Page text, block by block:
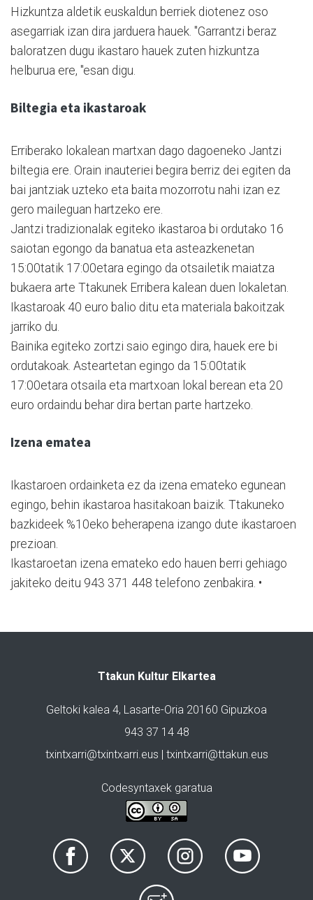
Hizkuntza aldetik euskaldun berriek diotenez oso
asegarriak izan dira jarduera hauek. "Garrantzi beraz
baloratzen dugu ikastaro hauek zuten hizkuntza
helburua ere, "esan digu.
Biltegia eta ikastaroak
Erriberako lokalean martxan dago dagoeneko Jantzi
biltegia ere. Orain inauteriei begira berriz dei egiten da
bai jantziak uzteko eta baita mozorrotu nahi izan ez
gero maileguan hartzeko ere.
Jantzi tradizionalak egiteko ikastaroa bi ordutako 16
saiotan egongo da banatua eta asteazkenetan
15:00tatik 17:00etara egingo da otsailetik maiatza
bukaera arte Ttakunek Erribera kalean duen lokaletan.
Ikastaroak 40 euro balio ditu eta materiala bakoitzak
jarriko du.
Bainika egiteko zortzi saio egingo dira, hauek ere bi
ordutakoak. Asteartetan egingo da 15:00tatik
17:00etara otsaila eta martxoan lokal berean eta 20
euro ordaindu behar dira bertan parte hartzeko.
Izena ematea
Ikastaroen ordainketa ez da izena emateko egunean
egingo, behin ikastaroa hasitakoan baizik. Ttakuneko
bazkideek %10eko beherapena izango dute ikastaroen
prezioan.
Ikastaroetan izena emateko edo hauen berri gehiago
jakiteko deitu 943 371 448 telefono zenbakira. •
Ttakun Kultur Elkartea
Geltoki kalea 4, Lasarte-Oria 20160 Gipuzkoa
943 37 14 48
txintxarri@txintxarri.eus | txintxarri@ttakun.eus
Codesyntaxek garatua